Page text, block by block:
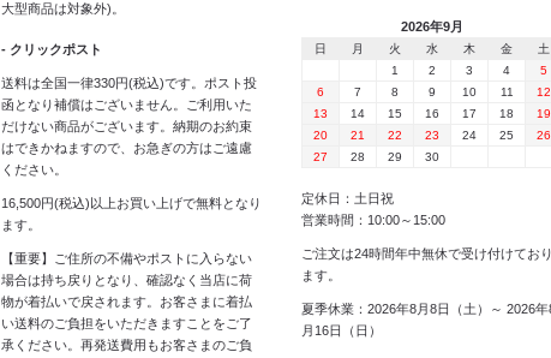
大型商品は対象外)。
- クリックポスト
送料は全国一律330円(税込)です。ポスト投
函となり補償はございません。ご利用いた
だけない商品がございます。納期のお約束
はできかねますので、お急ぎの方はご遠慮
ください。
16,500円(税込)以上お買い上げで無料となり
ます。
【重要】ご住所の不備やポストに入らない
場合は持ち戻りとなり、確認なく当店に荷
物が着払いで戻されます。お客さまに着払
い送料のご負担をいただきますことをご了
承ください。再発送費用もお客さまのご負
2026年9月
日 月 火 水 木 金
土
1
2 3 4
5
6
7 8 9 10 11
12
13
14 15 16 17 18
19
20
21 22 23 24 25
26
27
28 29 30
定休日：土日祝
営業時間：10:00～15:00
ご注文は24時間年中無休で受け付けており
ます。
夏季休業：2026年8月8日（土）～ 2026年
月16日（日）